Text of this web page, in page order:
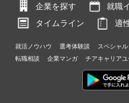
企業を探す
就職
タイムライン
適
就活ノウハウ 選考体験談 スペシャ
転職相談
企業マンガ チアキャリア